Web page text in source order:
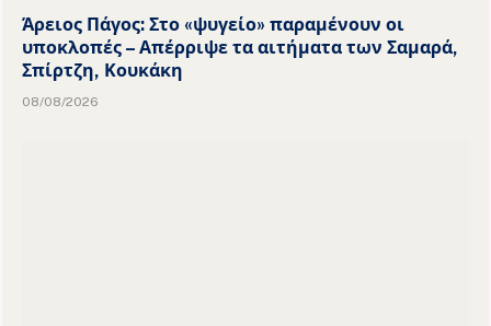
Άρειος Πάγος: Στο «ψυγείο» παραμένουν οι
υποκλοπές – Απέρριψε τα αιτήματα των Σαμαρά,
Σπίρτζη, Κουκάκη
08/08/2026